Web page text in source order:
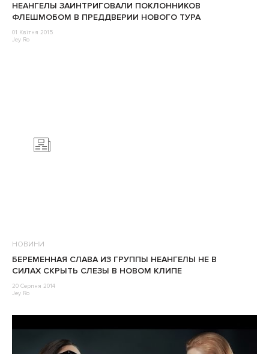
НЕАНГЕЛЫ ЗАИНТРИГОВАЛИ ПОКЛОННИКОВ
ФЛЕШМОБОМ В ПРЕДДВЕРИИ НОВОГО ТУРА
01 Квітня 2015
Jey Ro
НОВИНИ
БЕРЕМЕННАЯ СЛАВА ИЗ ГРУППЫ НЕАНГЕЛЫ НЕ В
СИЛАХ СКРЫТЬ СЛЕЗЫ В НОВОМ КЛИПЕ
20 Серпня 2014
Jey Ro